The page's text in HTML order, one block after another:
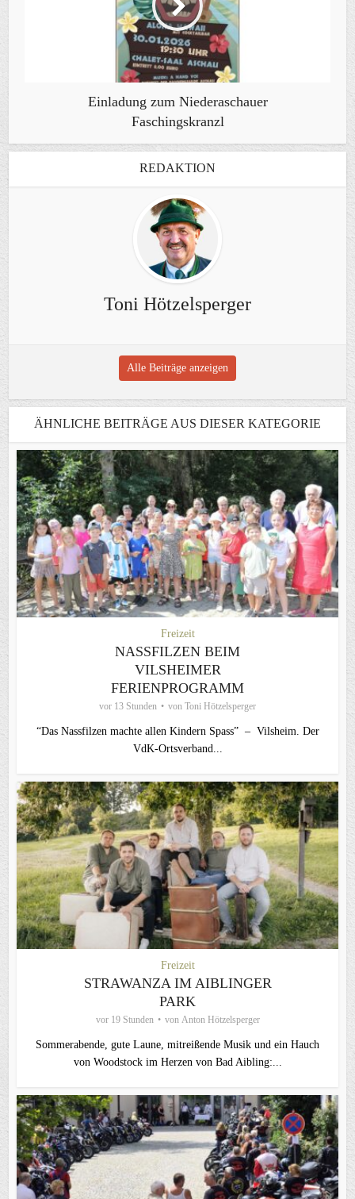
Einladung zum Niederaschauer
Faschingskranzl
REDAKTION
Toni Hötzelsperger
Alle Beiträge anzeigen
ÄHNLICHE BEITRÄGE AUS DIESER KATEGORIE
Freizeit
NASSFILZEN BEIM
VILSHEIMER
FERIENPROGRAMM
vor 13 Stunden von Toni Hötzelsperger
“Das Nassfilzen machte allen Kindern Spass” – Vilsheim. Der
VdK-Ortsverband...
Freizeit
STRAWANZA IM AIBLINGER
PARK
vor 19 Stunden von Anton Hötzelsperger
Sommerabende, gute Laune, mitreißende Musik und ein Hauch
von Woodstock im Herzen von Bad Aibling:...